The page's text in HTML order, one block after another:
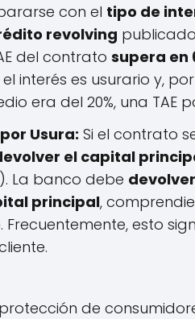
con el tipo de
revolving
del contrato supera en
interés es usurario y,
era del 20%, una TAE
Usura: Si el contrato
el capital
La banco debe
principal,
esto
de